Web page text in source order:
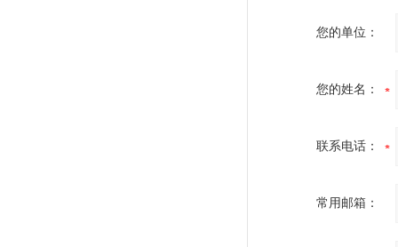
您的单位：
您的姓名：
联系电话：
常用邮箱：